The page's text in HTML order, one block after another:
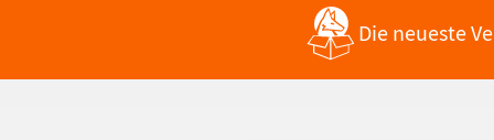
Zurück zu den neuesten FeaturesDie neueste